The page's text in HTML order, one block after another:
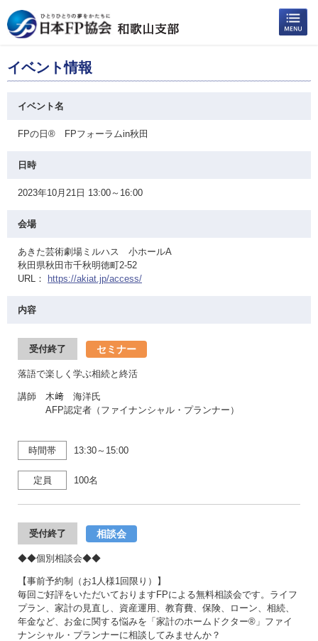
イベント情報
イベント名
FPの日® FPフォーラムin秋田
日時
2023年10月21日 13:00～16:00
会場
あきた芸術劇場ミルハス 小ホールA
秋田県秋田市千秋明徳町2-52
URL：
https://akiat.jp/access/
内容
受付終了 セミナー
落語で楽しく学ぶ相続と終活
講師 木﨑 海洋氏
AFP認定者（ファイナンシャル・プランナー）
時間帯 13:30～15:00
定員 100名
受付終了 相談会
◆◆個別相談会◆◆
【事前予約制（お1人様1回限り）】
毎回ご好評をいただいておりますFPによる無料相談会です。ライフ
プラン、家計の見直し、資産運用、教育費、保険、ローン、相続、
年金など、お金に関する悩みを「家計のホームドクター®」ファイ
ナンシャル・プランナーに相談してみませんか？